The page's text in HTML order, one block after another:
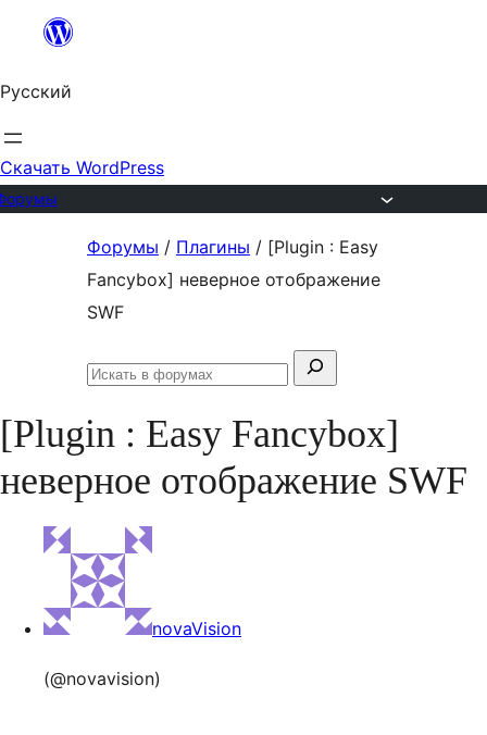
Перейти
содержимому
Русский
Скачать WordPress
содержимому
Форумы / Плагины / [Plugin : Easy
Fancybox] неверное отображение
SWF
Поиск:
Искать
форумах
[Plugin : Easy Fancybox]
неверное отображение SWF
novaVision
(@novavision)